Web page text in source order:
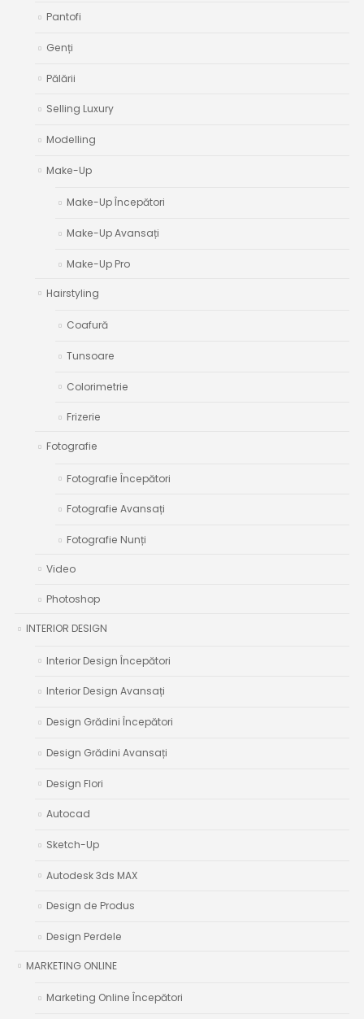
Pantofi
Genți
Pălării
Selling Luxury
Modelling
Make-Up
Make-Up Începători
Make-Up Avansați
Make-Up Pro
Hairstyling
Coafură
Tunsoare
Colorimetrie
Frizerie
Fotografie
Fotografie Începători
Fotografie Avansați
Fotografie Nunți
Video
Photoshop
INTERIOR DESIGN
Interior Design Începători
Interior Design Avansați
Design Grădini Începători
Design Grădini Avansați
Design Flori
Autocad
Sketch-Up
Autodesk 3ds MAX
Design de Produs
Design Perdele
MARKETING ONLINE
Marketing Online Începători